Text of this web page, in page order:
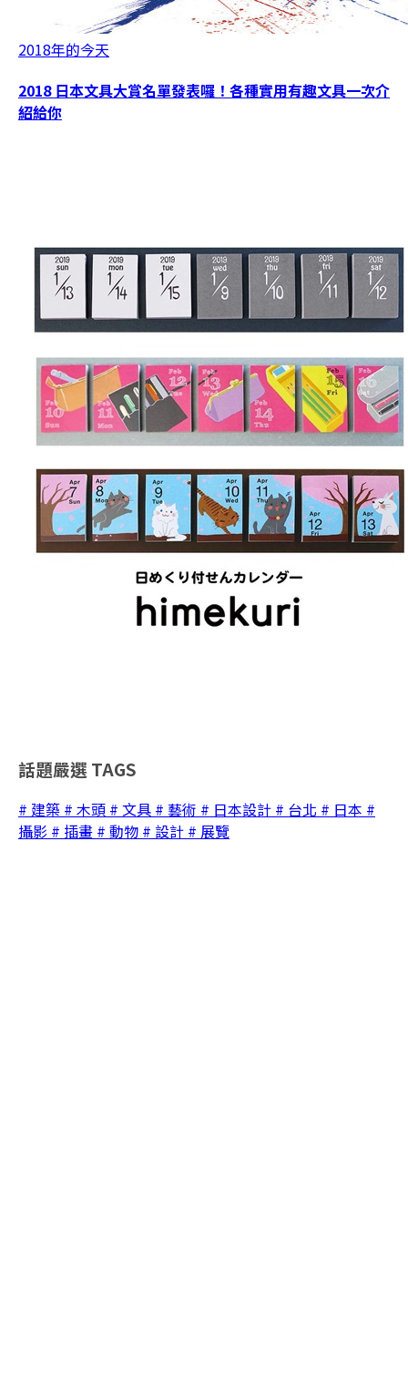
2018年的今天
2018 日本文具大賞名單發表囉！各種實用有趣文具一次介
紹給你
話題嚴選 TAGS
# 建築 # 木頭 # 文具 # 藝術 # 日本設計 # 台北 # 日本 #
攝影 # 插畫 # 動物 # 設計 # 展覽